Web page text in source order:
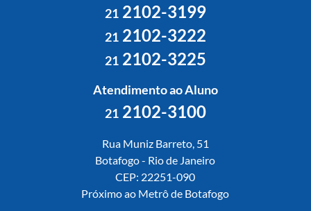
212102-3199
212102-3222
212102-3225
Atendimento ao Aluno
212102-3100
Rua Muniz Barreto, 51
Botafogo - Rio de Janeiro
CEP: 22251-090
Próximo ao Metrô de Botafogo